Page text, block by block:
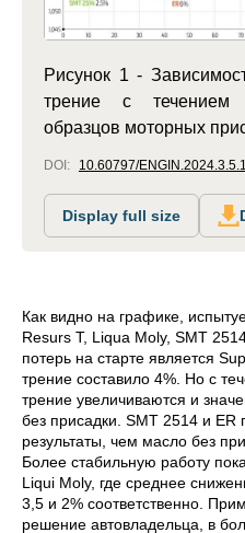
Рисунок 1 -
трение с течением
образцов моторных
DOI: 10.60797/ENGIN.2024.3.5.1
Display full size
Как видно на графике,
Resurs T, Liqua Moly, SMT
потерь на старте является
трение составило 4%. Но с
трение увеличиваются и
без присадки. SMT 2514 и
результаты, чем масло без
Более стабильную работу
Liqui Moly, где среднее
3,5 и 2% соответственно.
решение автовладельца, в